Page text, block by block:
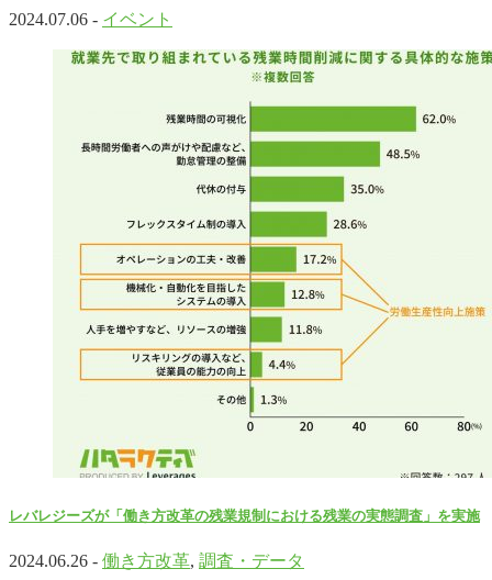
2024.07.06 - イベント
レバレジーズが「働き方改革の残業規制における残業の実態調査」を実施
2024.06.26 - 働き方改革, 調査・データ